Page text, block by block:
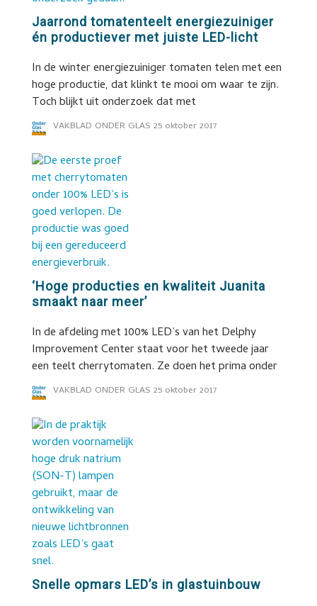
Jaarrond tomatenteelt energiezuiniger
én productiever met juiste LED-licht
In de winter energiezuiniger tomaten telen met een
hoge productie, dat klinkt te mooi om waar te zijn.
Toch blijkt uit onderzoek dat met
VAKBLAD ONDER GLAS 25 oktober 2017
‘Hoge producties en kwaliteit Juanita
smaakt naar meer’
In de afdeling met 100% LED’s van het Delphy
Improvement Center staat voor het tweede jaar
een teelt cherrytomaten. Ze doen het prima onder
VAKBLAD ONDER GLAS 25 oktober 2017
Snelle opmars LED’s in glastuinbouw